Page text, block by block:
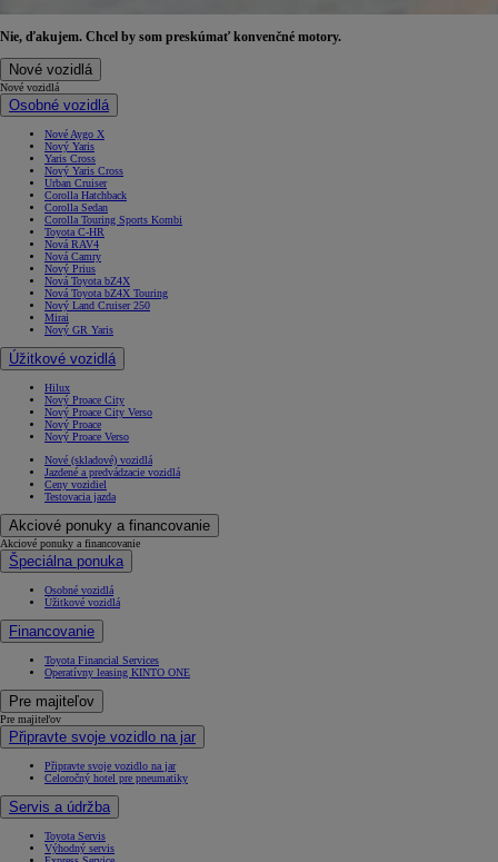
Nie, ďakujem. Chcel by som preskúmať konvenčné motory.
Nové vozidlá
Nové vozidlá
Osobné vozidlá
Nové Aygo X
Nový Yaris
Yaris Cross
Nový Yaris Cross
Urban Cruiser
Corolla Hatchback
Corolla Sedan
Corolla Touring Sports Kombi
Toyota C-HR
Nová RAV4
Nová Camry
Nový Prius
Nová Toyota bZ4X
Nová Toyota bZ4X Touring
Nový Land Cruiser 250
Mirai
Nový GR Yaris
Úžitkové vozidlá
Hilux
Nový Proace City
Nový Proace City Verso
Nový Proace
Nový Proace Verso
Nové (skladové) vozidlá
Jazdené a predvádzacie vozidlá
Ceny vozidiel
Testovacia jazda
Akciové ponuky a financovanie
Akciové ponuky a financovanie
Špeciálna ponuka
Osobné vozidlá
Úžitkové vozidlá
Financovanie
Toyota Financial Services
Operatívny leasing KINTO ONE
Pre majiteľov
Pre majiteľov
Připravte svoje vozidlo na jar
Připravte svoje vozidlo na jar
Celoročný hotel pre pneumatiky
Servis a údržba
Toyota Servis
Výhodný servis